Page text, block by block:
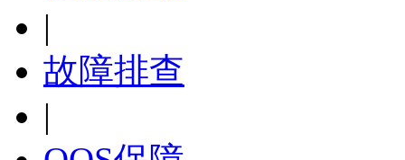
|
故障排查
|